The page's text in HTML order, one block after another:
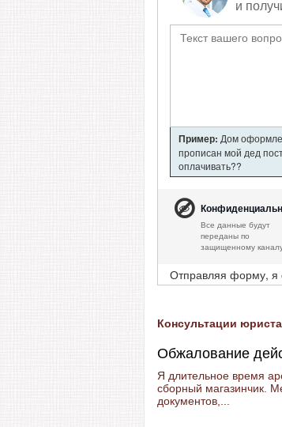
и
Пример: Дом
прописан мой дед
оплачивать??
Все данные будут
переданы по
защищенному
Отправляя форму, я
Консультации
Обжалование
Я длительное время
сборный магазинчик.
документов,...